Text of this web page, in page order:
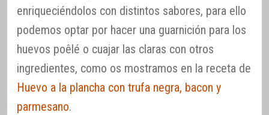
enriqueciéndolos con distintos sabores, para ello
podemos optar por hacer una guarnición para los
huevos poêlé o cuajar las claras con otros
ingredientes, como os mostramos en la receta de
Huevo a la plancha con trufa negra, bacon y
parmesano.